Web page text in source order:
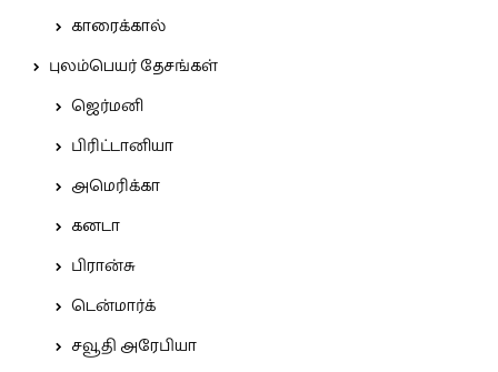
காரைக்கால்
புலம்பெயர் தேசங்கள்
ஜெர்மனி
பிரிட்டானியா
அமெரிக்கா
கனடா
பிரான்சு
டென்மார்க்
சவூதி அரேபியா